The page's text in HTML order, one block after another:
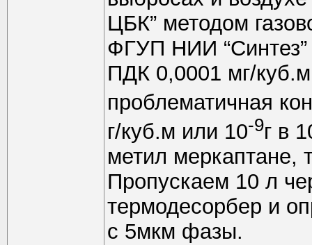
ЦБК” методом
ФГУП НИИ
ПДК 0,0001 мг/
проблематичная
г/куб.м или 10-9г в
метил меркаптане,
Пропускаем 10 л
термодесорбер и
с 5мкм фазы.